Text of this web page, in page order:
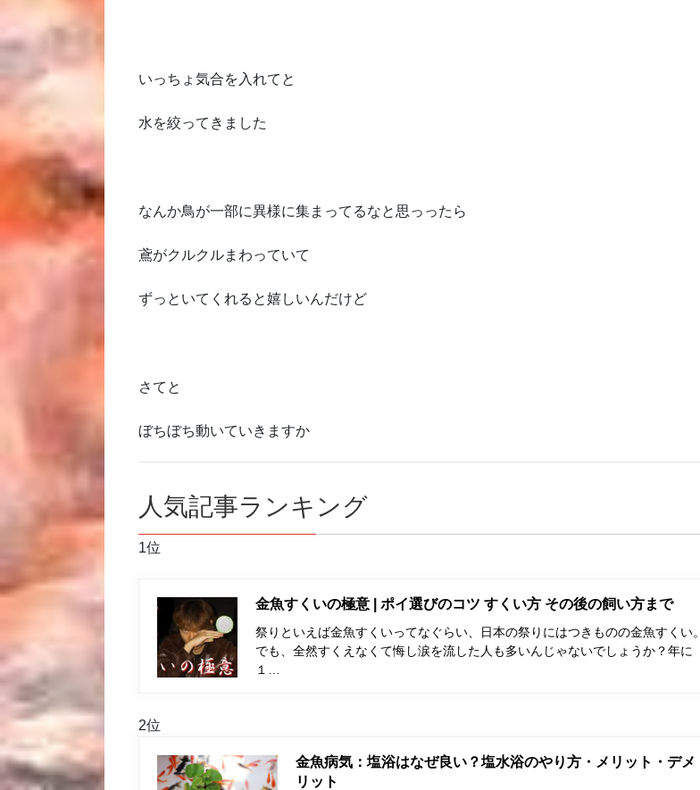
いっちょ気合を入れてと
水を絞ってきました
なんか鳥が一部に異様に集まってるなと思っったら
鳶がクルクルまわっていて
ずっといてくれると嬉しいんだけど
さてと
ぼちぼち動いていきますか
人気記事ランキング
1位
金魚すくいの極意 | ポイ選びのコツ すくい方 その後の飼い方まで
祭りといえば金魚すくいってなぐらい、日本の祭りにはつきものの金魚すくい。
でも、全然すくえなくて悔し涙を流した人も多いんじゃないでしょうか？年に
１…
2位
金魚病気：塩浴はなぜ良い？塩水浴のやり方・メリット・デメ
リット